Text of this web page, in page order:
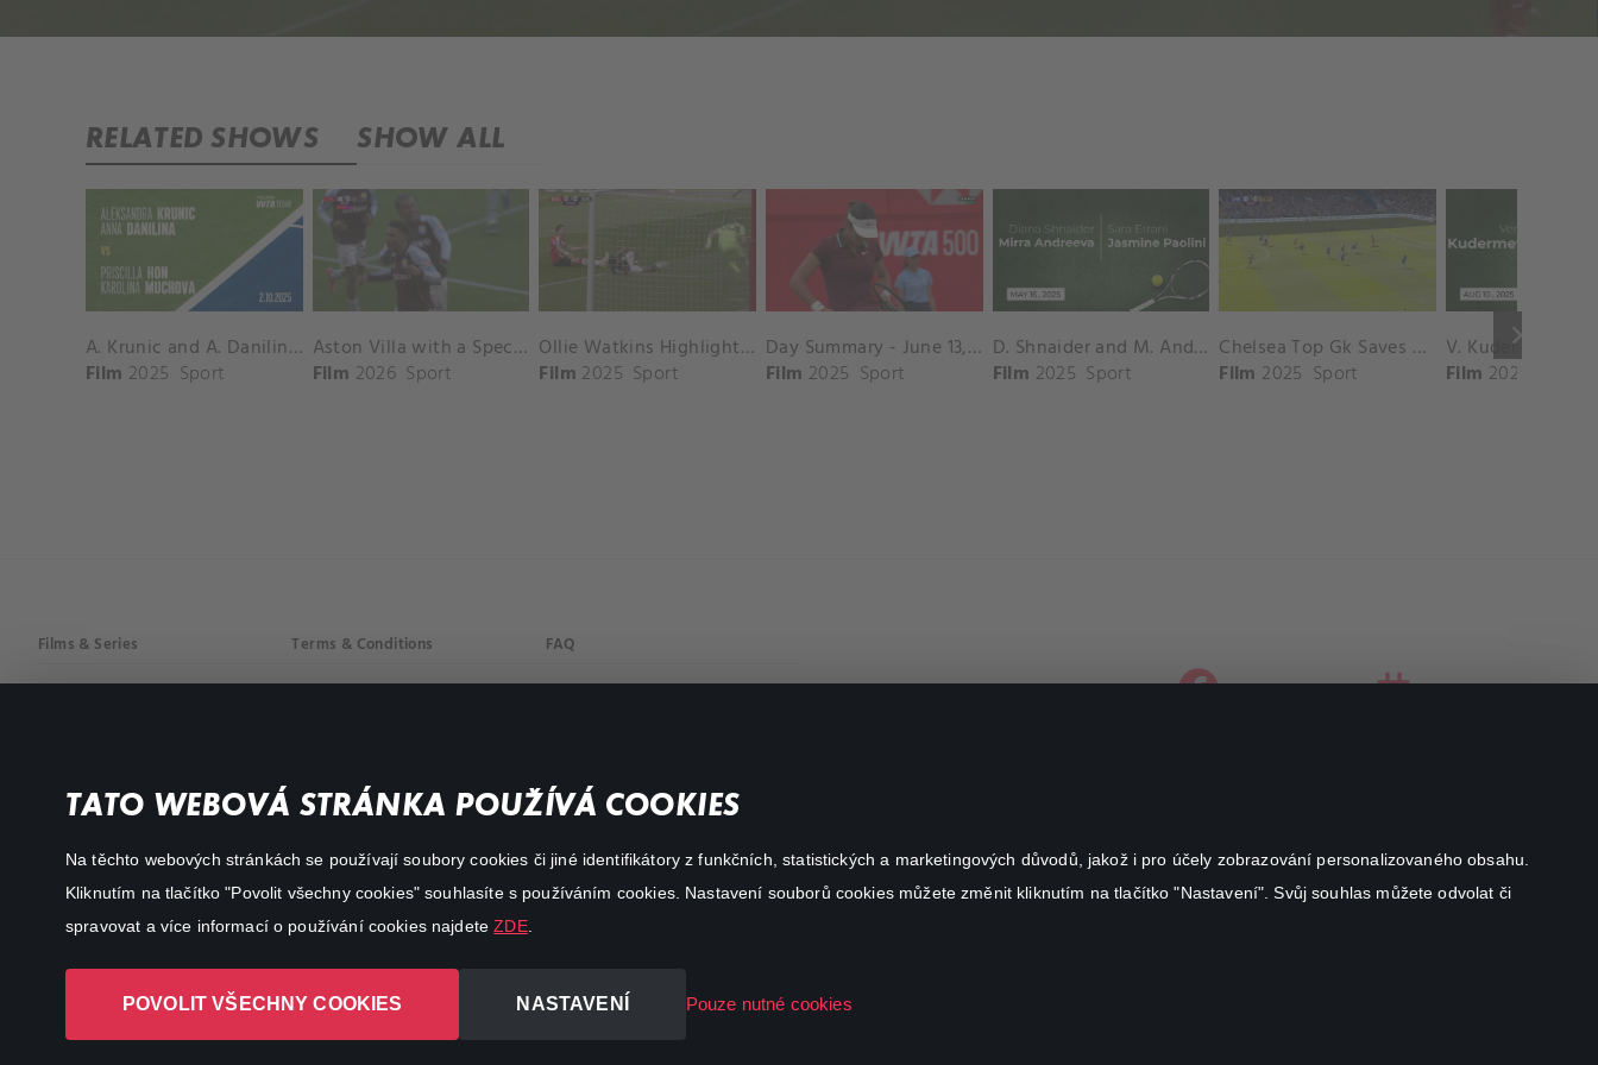
TATO WEBOVÁ STRÁNKA POUŽÍVÁ COOKIES
Na těchto webových stránkách se používají soubory cookies či jiné identifikátory z funkčních, statistických a marketingových důvodů, jakož i pro účely zobrazování personalizovaného obsahu.
Kliknutím na tlačítko "Povolit všechny cookies" souhlasíte s používáním cookies. Nastavení souborů cookies můžete změnit kliknutím na tlačítko "Nastavení". Svůj souhlas můžete odvolat či
spravovat a více informací o používání cookies najdeteZDE.
POVOLIT VŠECHNY COOKIES NASTAVENÍ Pouze nutné cookies
RELATED SHOWS SHOW ALL
keyboard_arrow_right
A. Krunic and A. Danilina vs. P. Hon and K. Muchova Match Highlights - BEIJING_Capital Group Diamond ( October 02, 2025)
Film 2025 Sport
Aston Villa with a Spectacular Goal vs. Nottingham Forest
Film 2026 Sport
Ollie Watkins Highlights vs. Southampton
Film 2025 Sport
Day Summary - June 13, 2025
Film 2025 Sport
D. Shnaider and M. Andreeva vs. S. Errani and J. Paolini Match Highlights - ROME_Campo Centrale ( May 16, 2025)
Film 2025 Sport
Chelsea Top Gk Saves vs. Crystal Palace
Film 2025 Sport Film 2025
Films & Series
Action
Terms & Conditions FAQ
facebookinstagram
Canal+ Luxembourg S. à r.l. se sídlem Rue Albert Borschette 4,